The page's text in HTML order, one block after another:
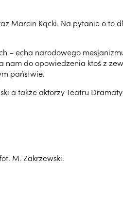
Marcin Kącki. Na pytanie o to
– echa narodowego
do opowiedzenia ktoś z
państwie.
a także aktorzy Teatru
M. Zakrzewski.